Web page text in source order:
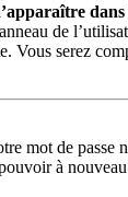
de
Vous serez
mot de passe
à